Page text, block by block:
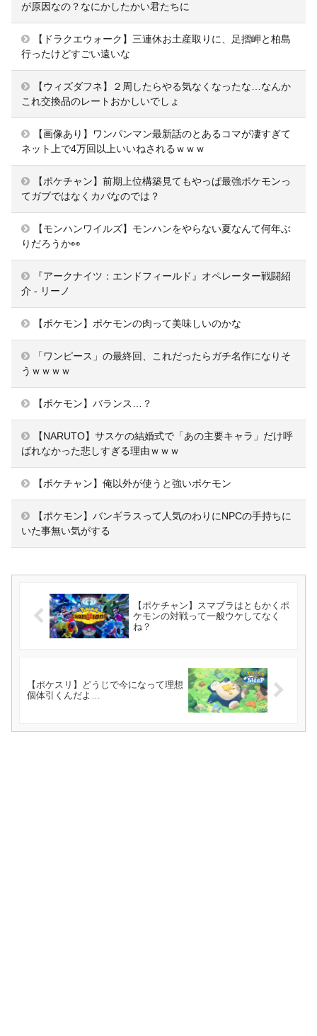
が原因なの？なにかしたかい君たちに
【ドラクエウォーク】三連休お土産取りに、足摺岬と柏島
行ったけどすごい遠いな
【ウィズダフネ】２周したらやる気なくなったな…なんか
これ交換品のレートおかしいでしょ
【画像あり】ワンパンマン最新話のとあるコマが凄すぎて
ネット上で4万回以上いいねされるｗｗｗ
【ポケチャン】前期上位構築見てもやっぱ最強ポケモンっ
てガブではなくカバなのでは？
【モンハンワイルズ】モンハンをやらない夏なんて何年ぶ
りだろうか👀
『アークナイツ：エンドフィールド』オペレーター戦闘紹
介 - リーノ
【ポケモン】ポケモンの肉って美味しいのかな
「ワンピース」の最終回、これだったらガチ名作になりそ
うｗｗｗｗ
【ポケモン】バランス…？
【NARUTO】サスケの結婚式で「あの主要キャラ」だけ呼
ばれなかった悲しすぎる理由ｗｗｗ
【ポケチャン】俺以外が使うと強いポケモン
【ポケモン】バンギラスって人気のわりにNPCの手持ちに
いた事無い気がする
【ポケチャン】スマブラはともかくポ
ケモンの対戦って一般ウケしてなく
ね？
【ポケスリ】どうじで今になって理想
個体引くんだよ…